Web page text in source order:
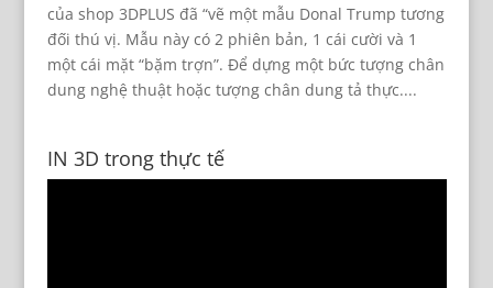
của shop 3DPLUS đã “vẽ một mẫu Donal Trump tương
đối thú vị. Mẫu này có 2 phiên bản, 1 cái cười và 1
một cái mặt “bặm trợn”. Để dựng một bức tượng chân
dung nghệ thuật hoặc tượng chân dung tả thực....
IN 3D trong thực tế